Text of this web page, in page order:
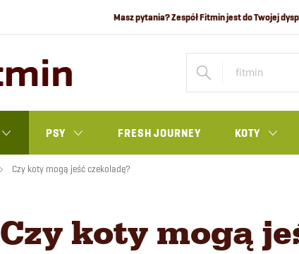
PSY FRESH JOURNEY KOTY
Czy koty mogą jeść czekoladę?
Czy koty mogą